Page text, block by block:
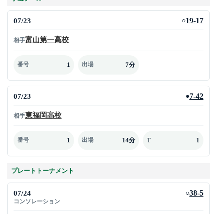
07/23 ○19-17
相手富山第一高校
番号 1 出場 7分
07/23 ●7-42
相手東福岡高校
番号 1 出場 14分 T 1
プレートトーナメント
07/24
コンソレーション
○38-5